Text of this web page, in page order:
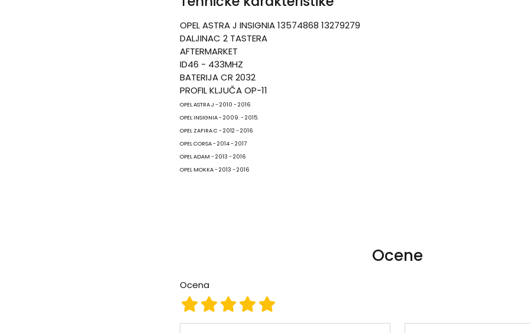
OPEL ASTRA J INSIGNIA 13574868 13279279
DALJINAC 2 TASTERA
AFTERMARKET
ID46 - 433MHZ
BATERIJA CR 2032
PROFIL KLJUČA OP-11
OPEL ASTRA J - 2010 - 2016
OPEL INSIGNIA - 2009. - 2015.
OPEL ZAFIRA C - 2012 - 2016
OPEL CORSA - 2014 - 2017
OPEL ADAM - 2013 - 2016
OPEL MOKKA - 2013 - 2016
Ocene
Ocena
Ocena 5
Ocena 4
Ocena 3
Ocena 2
Ocena 1